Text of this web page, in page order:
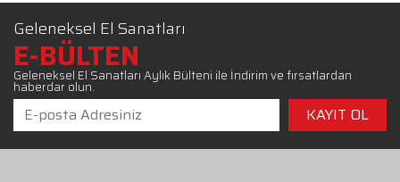
Geleneksel El Sanatları
E-BÜLTEN
Geleneksel El Sanatları Aylık Bülteni ile İndirim ve fırsatlardan
haberdar olun.